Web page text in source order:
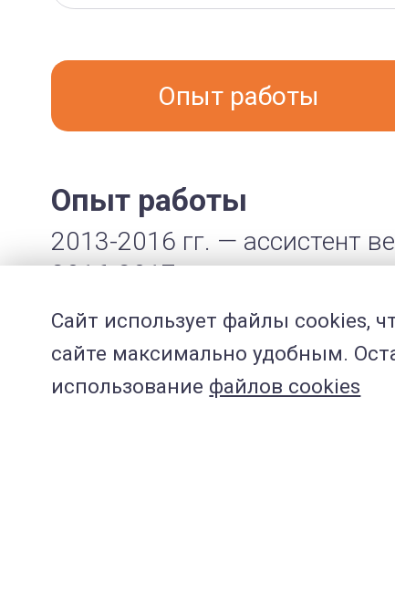
Опыт работы
Опыт работы
2013-2016 гг. — ассистент
2016-2017 гг. —
помощи;
2017-2019 гг. —
С 2019 г. — Ветеринарный
С 2022 г. — руководитель
Сайт использует файлы cookies,
сайте максимально удобным.
использование файлов cookies